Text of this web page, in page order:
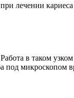
лечении
в таком
под